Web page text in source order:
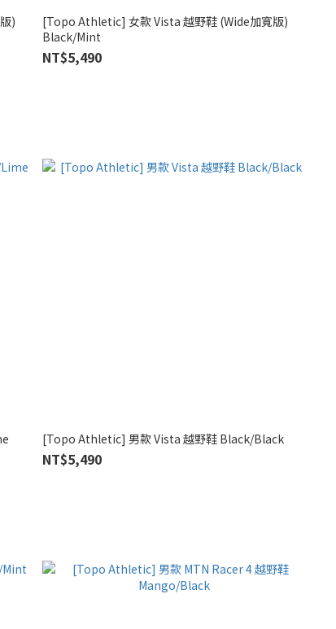
)
[Topo Athletic] 女款 Vista 越野鞋 (Wide加寬版)
Black/Mint
NT$5,490
[Topo Athletic] 男款 Vista 越野鞋 Black/Black
NT$5,490